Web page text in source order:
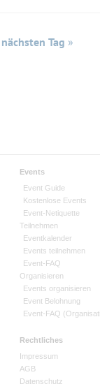
nächsten Tag »
Events
Event Guide
Kostenlose Events
Event-Netiquette
Teilnehmen
Eventkalender
Events teilnehmen
Event-FAQ
Organisieren
Events organisieren
Event Belohnung
Event-FAQ
Rechtliches
Impressum
AGB
Datenschutz